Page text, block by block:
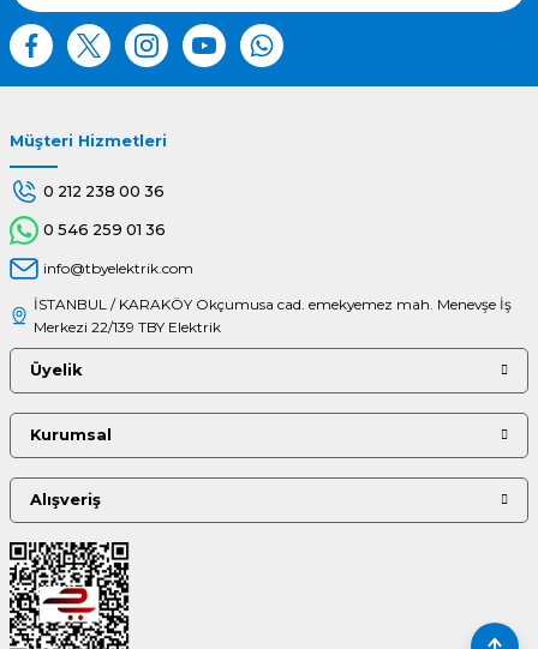
Müşteri Hizmetleri
0 212 238 00 36
0 546 259 01 36
info@tbyelektrik.com
İSTANBUL / KARAKÖY Okçumusa cad. emekyemez mah. Menevşe İş
Merkezi 22/139 TBY Elektrik
Üyelik
Kurumsal
Alışveriş